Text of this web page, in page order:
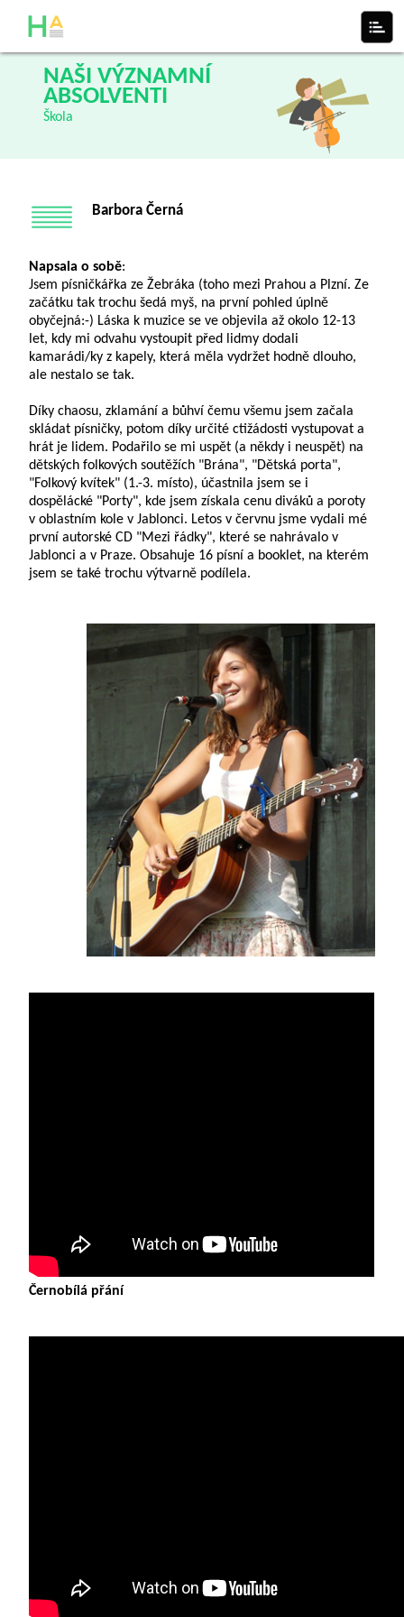
NAŠI VÝZNAMNÍ
ABSOLVENTI
Škola
Barbora Černá
Napsala o sobě:
Jsem písničkářka ze Žebráka (toho mezi Prahou a Plzní. Ze
začátku tak trochu šedá myš, na první pohled úplně
obyčejná:-) Láska k muzice se ve objevila až okolo 12-13
let, kdy mi odvahu vystoupit před lidmy dodali
kamarádi/ky z kapely, která měla vydržet hodně dlouho,
ale nestalo se tak.
Díky chaosu, zklamání a bůhví čemu všemu jsem začala
skládat písničky, potom díky určité ctižádosti vystupovat a
hrát je lidem. Podařilo se mi uspět (a někdy i neuspět) na
dětských folkových soutěžích "Brána", "Dětská porta",
"Folkový kvítek" (1.-3. místo), účastnila jsem se i
dospělácké "Porty", kde jsem získala cenu diváků a poroty
v oblastním kole v Jablonci. Letos v červnu jsme vydali mé
první autorské CD "Mezi řádky", které se nahrávalo v
Jablonci a v Praze. Obsahuje 16 písní a booklet, na kterém
jsem se také trochu výtvarně podílela.
Černobílá přání